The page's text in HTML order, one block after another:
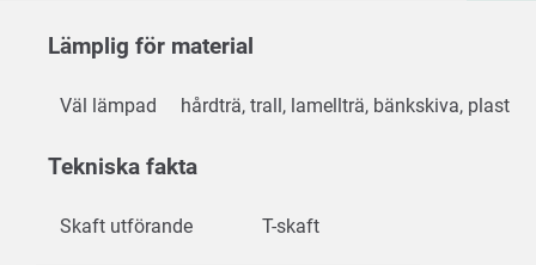
Lämplig för material
Väl lämpad hårdträ, trall, lamellträ, bänkskiva, plast
Tekniska fakta
Skaft utförande T-skaft